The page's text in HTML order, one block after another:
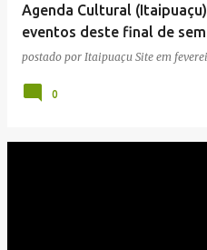
Agenda Cultural
eventos deste final de
postado por Itaipuaçu Site em
0